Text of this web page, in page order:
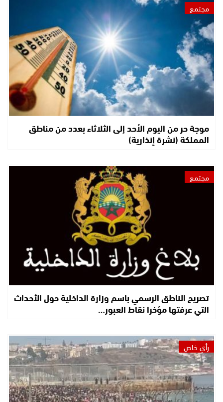
مجتمع
موجة حر من اليوم الأحد إلى الثلاثاء بعدد من مناطق
المملكة (نشرة إنذارية)
مجتمع
تصريح الناطق الرسمي باسم وزارة الداخلية حول الأحداث
التي عرفتها مؤخرا نقاط العبور…
رأي خاص